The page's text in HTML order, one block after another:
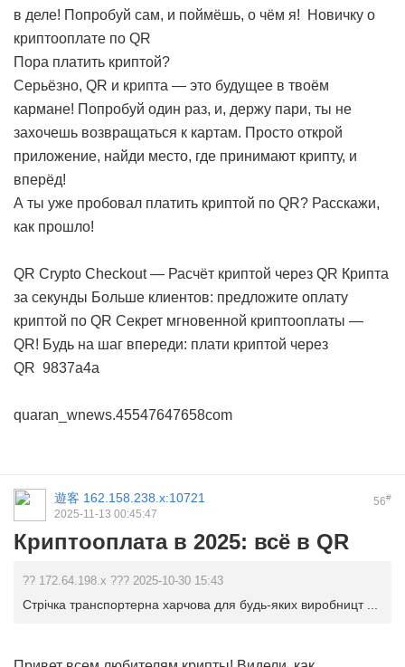
в деле! Попробуй сам, и поймёшь, о чём я!
Новичку о
криптооплате по QR
Пора платить криптой?
Серьёзно, QR и крипта — это будущее в твоём
кармане! Попробуй один раз, и, держу пари, ты не
захочешь возвращаться к картам. Просто открой
приложение, найди место, где принимают крипту, и
вперёд!
А ты уже пробовал платить криптой по QR? Расскажи,
как прошло!
QR Crypto Checkout — Расчёт криптой через QR Крипта
за секунды Больше клиентов: предложите оплату
криптой по QR Секрет мгновенной криптооплаты —
QR! Будь на шаг впереди: плати криптой через
QR 9837a4a
quaran_wnews.45547647658com
56#
遊客 162.158.238.x:10721
2025-11-13 00:45:47
Криптооплата в 2025: всё в QR
?? 172.64.198.x ??? 2025-10-30 15:43
Стрічка транспортерна харчова для будь-яких виробницт ...